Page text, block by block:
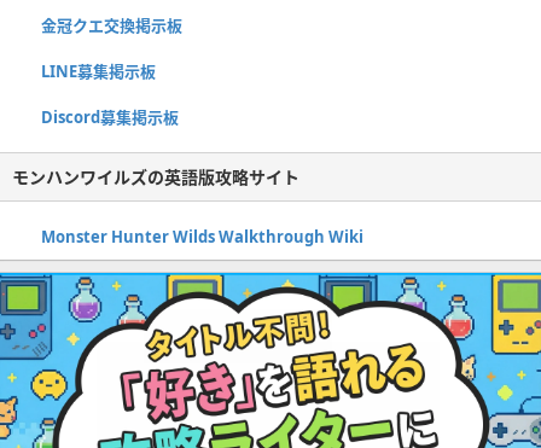
金冠クエ交換掲示板
LINE募集掲示板
Discord募集掲示板
モンハンワイルズの英語版攻略サイト
Monster Hunter Wilds Walkthrough Wiki